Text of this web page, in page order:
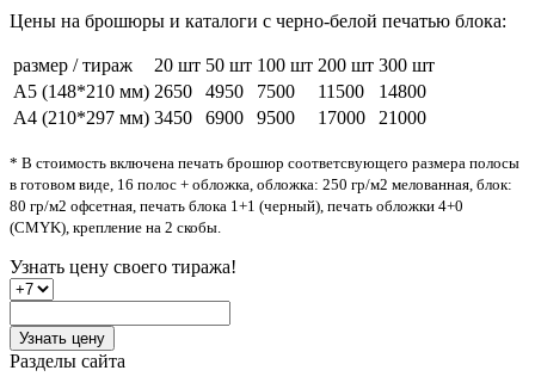
Цены на брошюры и каталоги с черно-белой печатью блока:
размер / тираж 20 шт 50 шт 100 шт 200 шт 300 шт
А5 (148*210 мм) 2650 4950 7500 11500
14800
А4 (210*297 мм) 3450 6900 9500 17000 21000
* В стоимость включена печать брошюр соответсвующего размера полосы
в готовом виде, 16 полос + обложка, обложка: 250 гр/м2 мелованная, блок:
80 гр/м2 офсетная, печать блока 1+1 (черный), печать обложки 4+0
(CMYK), крепление на 2 скобы.
Узнать цену своего тиража!
Узнать цену
Разделы сайта